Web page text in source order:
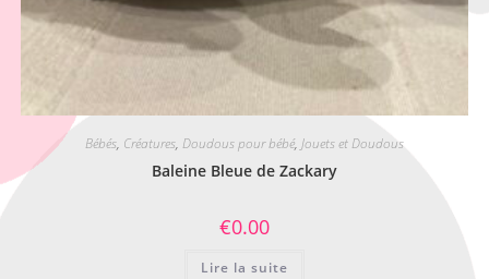
Bébés, Créatures, Doudous pour bébé, Jouets et Doudous
Baleine Bleue de Zackary
€0.00
Lire la suite